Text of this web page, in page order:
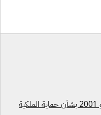
المرسوم رقم 2001-238 المؤرخ 17 مايو 2001 بشأن حماية الملكية